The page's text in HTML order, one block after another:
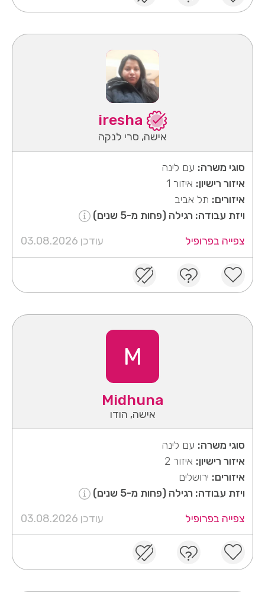
אישה, סרי לנקה
סוגי משרה: עם לינה
איזור רישיון: איזור 1
איזורים: תל אביב
ויזת עבודה: רגילה (פחות מ-5 שנים)
צפייה בפרופיל
עודכן 03.08.2026
M
Midhuna
אישה, הודו
סוגי משרה: עם לינה
איזור רישיון: איזור 2
איזורים: ירושלים
ויזת עבודה: רגילה (פחות מ-5 שנים)
צפייה בפרופיל
עודכן 03.08.2026